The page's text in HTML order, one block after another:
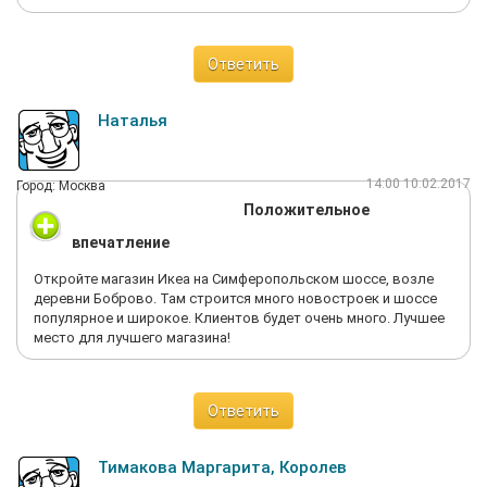
Ответить
Наталья
Город: Москва 14:00 10.02.2017
Положительное
впечатление
Откройте магазин Икеа на Симферопольском шоссе, возле
деревни Боброво. Там строится много новостроек и шоссе
популярное и широкое. Клиентов будет очень много. Лучшее
место для лучшего магазина!
Ответить
Тимакова Маргарита, Королев